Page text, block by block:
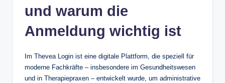
und warum die
Anmeldung wichtig ist
Im Thevea Login ist eine digitale Plattform, die speziell für
moderne Fachkräfte – insbesondere im Gesundheitswesen
und in Therapiepraxen – entwickelt wurde, um administrative